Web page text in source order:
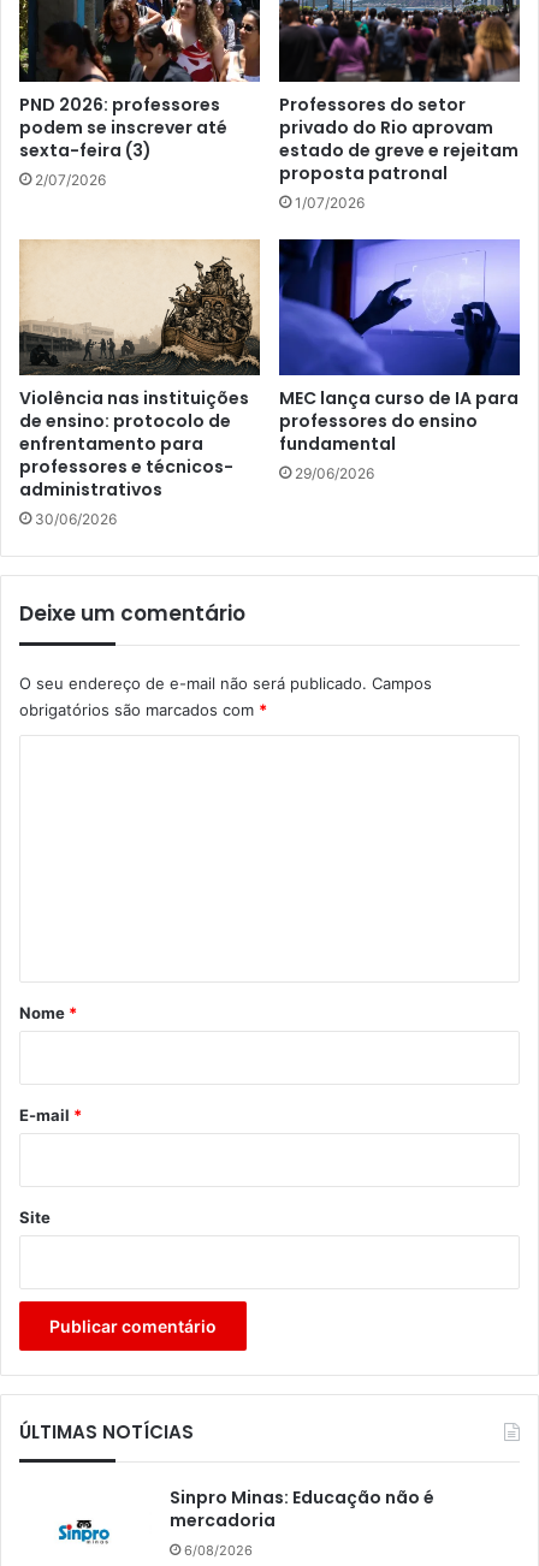
PND 2026: professores
podem se inscrever até
sexta-feira (3)
2/07/2026
Professores do setor
privado do Rio aprovam
estado de greve e rejeitam
proposta patronal
1/07/2026
Violência nas instituições
de ensino: protocolo de
enfrentamento para
professores e técnicos-
administrativos
30/06/2026
MEC lança curso de IA para
professores do ensino
fundamental
29/06/2026
Deixe um comentário
O seu endereço de e-mail não será publicado. Campos
obrigatórios são marcados com *
r
*
Nome *
E-mail *
Site
ÚLTIMAS NOTÍCIAS
Sinpro Minas: Educação não é
mercadoria
6/08/2026